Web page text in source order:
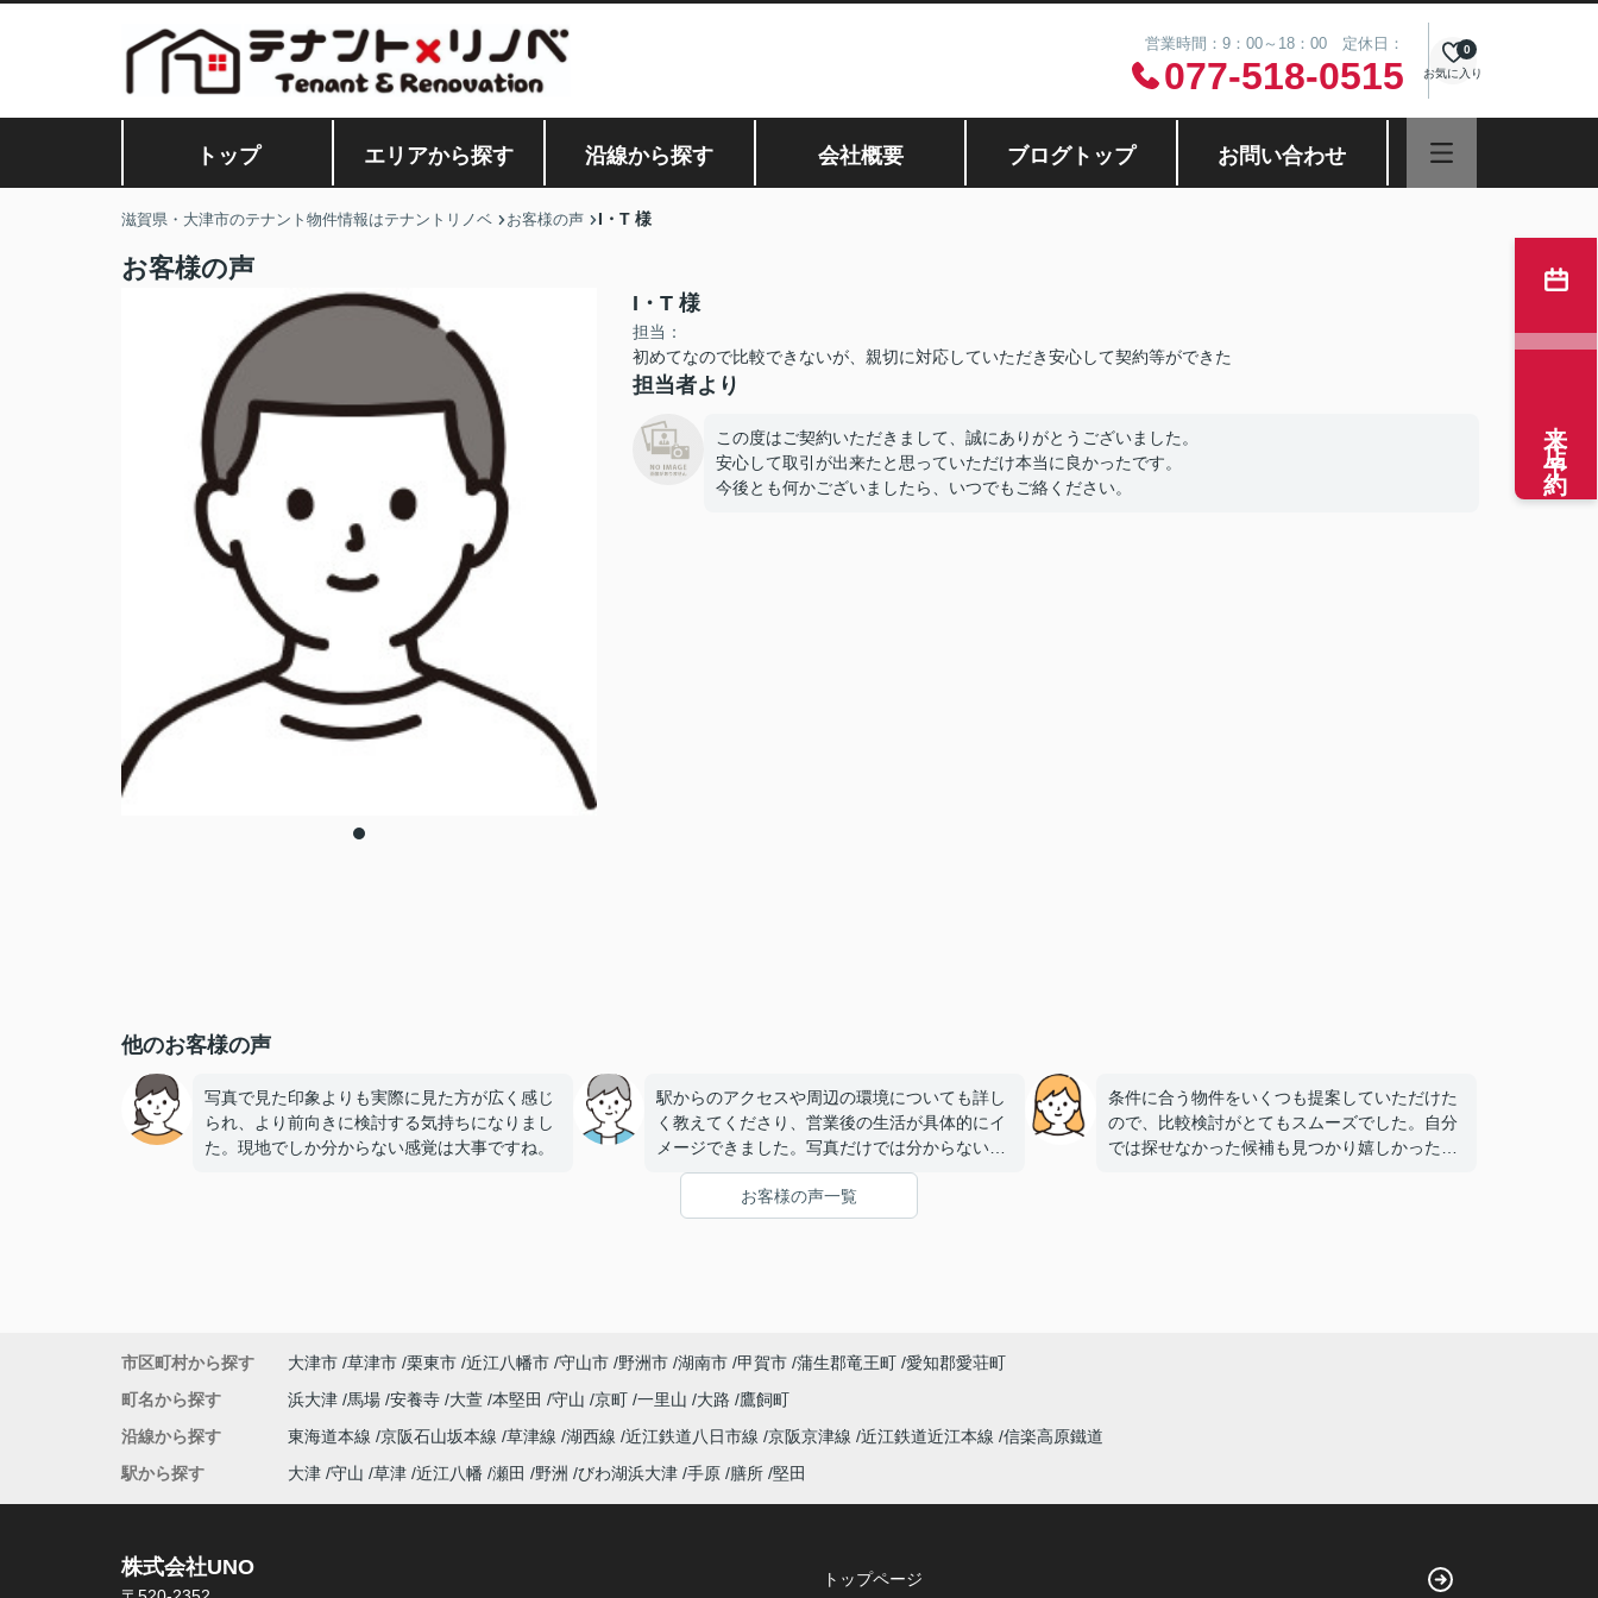
営業時間：9：00～18：00 定休日：
077-518-0515 お気に入り
0
トップ エリアから探す 沿線から探す 会社概要 ブログトップ お問い合わせ
滋賀県・大津市のテナント物件情報はテナントリノベ お客様の声 I・T 様
お客様の声
I・T 様
担当：
初めてなので比較できないが、親切に対応していただき安心して契約等ができた
担当者より
この度はご契約いただきまして、誠にありがとうございました。
安心して取引が出来たと思っていただけ本当に良かったです。
今後とも何かございましたら、いつでもご絡ください。
他のお客様の声
写真で見た印象よりも実際に見た方が広く感じ
られ、より前向きに検討する気持ちになりまし
た。現地でしか分からない感覚は大事ですね。
駅からのアクセスや周辺の環境についても詳し
く教えてくださり、営業後の生活が具体的にイ
メージできました。写真だけでは分からない情
報がありがたかったです。
条件に合う物件をいくつも提案していただけた
ので、比較検討がとてもスムーズでした。自分
では探せなかった候補も見つかり嬉しかったで
お客様の声一覧
来店予約
市区町村から探す 大津市 草津市 栗東市 近江八幡市 守山市 野洲市 湖南市 甲賀市 蒲生郡竜王町 愛知郡愛荘町
町名から探す
浜大津 馬場 安養寺 大萱 本堅田 守山 京町 一里山 大路
鷹飼町
沿線から探す
東海道本線 京阪石山坂本線 草津線 湖西線 近江鉄道八日市線 京阪京津線 近江鉄道近江本線 信楽高原鐵道
駅から探す
大津 守山 草津 近江八幡 瀬田 野洲 びわ湖浜大津 手原 膳所 堅田
株式会社UNO トップページ